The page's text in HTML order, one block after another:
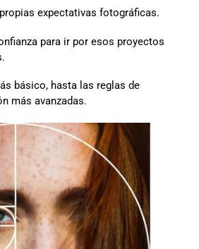
expectativas fotográficas.
para ir por esos proyectos
básico, hasta las reglas de
más avanzadas.